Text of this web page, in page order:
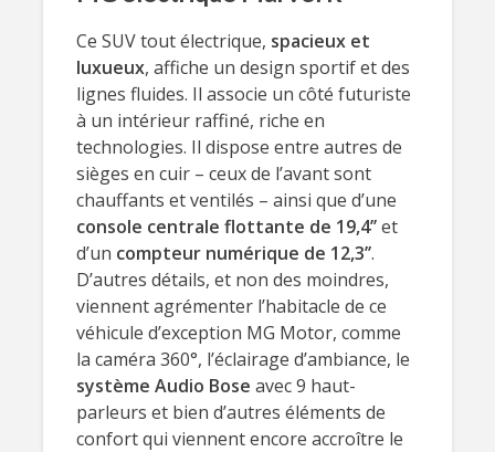
Ce SUV tout électrique, spacieux et
luxueux, affiche un design sportif et des
lignes fluides. Il associe un côté futuriste
à un intérieur raffiné, riche en
technologies. Il dispose entre autres de
sièges en cuir – ceux de l’avant sont
chauffants et ventilés – ainsi que d’une
console centrale flottante de 19,4’’et
d’un compteur numérique de 12,3’’.
D’autres détails, et non des moindres,
viennent agrémenter l’habitacle de ce
véhicule d’exception MG Motor, comme
la caméra 360°, l’éclairage d’ambiance, le
système Audio Bose avec 9 haut-
parleurs et bien d’autres éléments de
confort qui viennent encore accroître le